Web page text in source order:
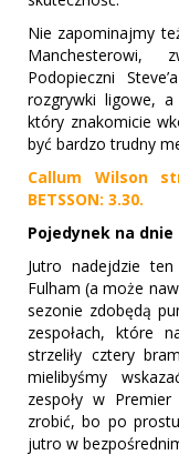
Nie zapominajmy
Manchesterowi,
Podopieczni
rozgrywki ligowe,
który znakomicie
być bardzo trudny
Callum Wilson
BETSSON: 3.30.
Pojedynek na dnie
Jutro nadejdzie
Fulham (a może
sezonie zdobędą
zespołach, które
strzeliły cztery
mielibyśmy
zespoły w
zrobić, bo po
jutro w